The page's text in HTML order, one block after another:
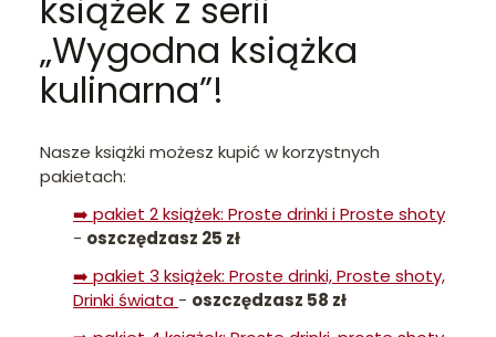
książek z serii
„Wygodna książka
kulinarna”!
Nasze książki możesz kupić w korzystnych
pakietach:
➡️ pakiet 2 książek: Proste drinki i Proste shoty
- oszczędzasz 25 zł
➡️ pakiet 3 książek: Proste drinki, Proste shoty,
Drinki świata - oszczędzasz 58 zł